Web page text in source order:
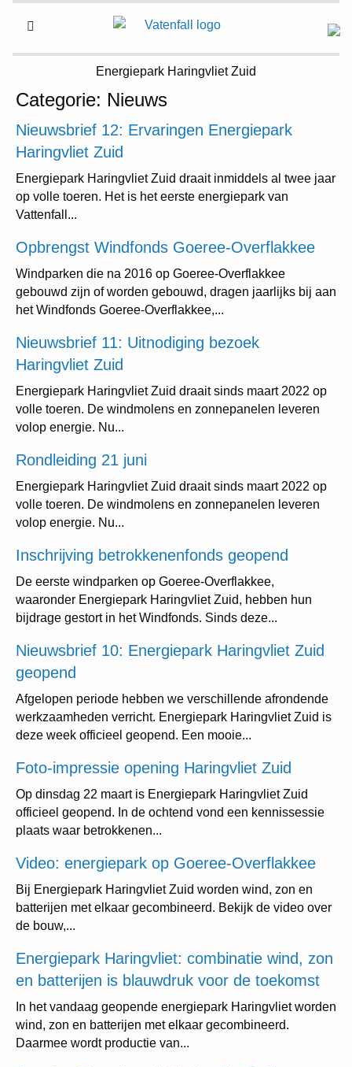
Energiepark Haringvliet Zuid
Categorie: Nieuws
Nieuwsbrief 12: Ervaringen Energiepark
Haringvliet Zuid
Energiepark Haringvliet Zuid draait inmiddels al twee jaar
op volle toeren. Het is het eerste energiepark van
Vattenfall...
Opbrengst Windfonds Goeree-Overflakkee
Windparken die na 2016 op Goeree-Overflakkee
gebouwd zijn of worden gebouwd, dragen jaarlijks bij aan
het Windfonds Goeree-Overflakkee,...
Nieuwsbrief 11: Uitnodiging bezoek
Haringvliet Zuid
Energiepark Haringvliet Zuid draait sinds maart 2022 op
volle toeren. De windmolens en zonnepanelen leveren
volop energie. Nu...
Rondleiding 21 juni
Energiepark Haringvliet Zuid draait sinds maart 2022 op
volle toeren. De windmolens en zonnepanelen leveren
volop energie. Nu...
Inschrijving betrokkenenfonds geopend
De eerste windparken op Goeree-Overflakkee,
waaronder Energiepark Haringvliet Zuid, hebben hun
bijdrage gestort in het Windfonds. Sinds deze...
Nieuwsbrief 10: Energiepark Haringvliet Zuid
geopend
Afgelopen periode hebben we verschillende afrondende
werkzaamheden verricht. Energiepark Haringvliet Zuid is
deze week officieel geopend. Een mooie...
Foto-impressie opening Haringvliet Zuid
Op dinsdag 22 maart is Energiepark Haringvliet Zuid
officieel geopend. In de ochtend vond een kennissessie
plaats waar betrokkenen...
Video: energiepark op Goeree-Overflakkee
Bij Energiepark Haringvliet Zuid worden wind, zon en
batterijen met elkaar gecombineerd. Bekijk de video over
de bouw,...
Energiepark Haringvliet: combinatie wind, zon
en batterijen is blauwdruk voor de toekomst
In het vandaag geopende energiepark Haringvliet worden
wind, zon en batterijen met elkaar gecombineerd.
Daarmee wordt productie van...